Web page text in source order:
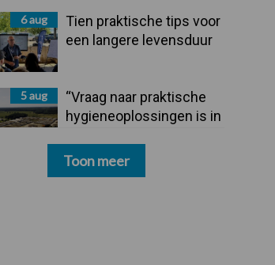
6 aug
Tien praktische tips voor
een langere levensduur
5 aug
“Vraag naar praktische
hygieneoplossingen is in
Toon meer